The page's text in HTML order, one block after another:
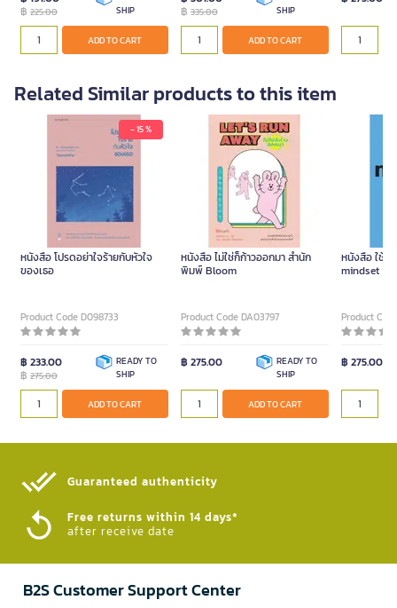
฿ 225.00
SHIP
ADD TO CART
฿ 335.00
SHIP
ADD TO CART
Related Similar products to this item
- 15 %
หนังสือ โปรดอย่าใจร้ายกับหัวใจ
ของเธอ
Product Code D098733
฿ 233.00
฿ 275.00
READY TO
SHIP
ADD TO CART
หนังสือ ไม่ใช่ก็ก้าวออกมา สำนัก
พิมพ์ Bloom
Product Code DA03797
฿ 275.00
READY TO
SHIP
ADD TO CART
หนังสือ ใช้ค
mindset
Product
฿ 275.00
Guaranteed authenticity​
Free returns within 14 days*
after receive date
B2S Customer Support Center